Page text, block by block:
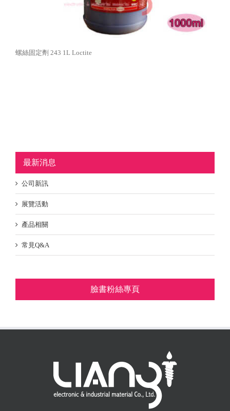
螺絲固定劑 243 1L Loctite
最新消息
公司新訊
展覽活動
產品相關
常見Q&A
臉書粉絲專頁